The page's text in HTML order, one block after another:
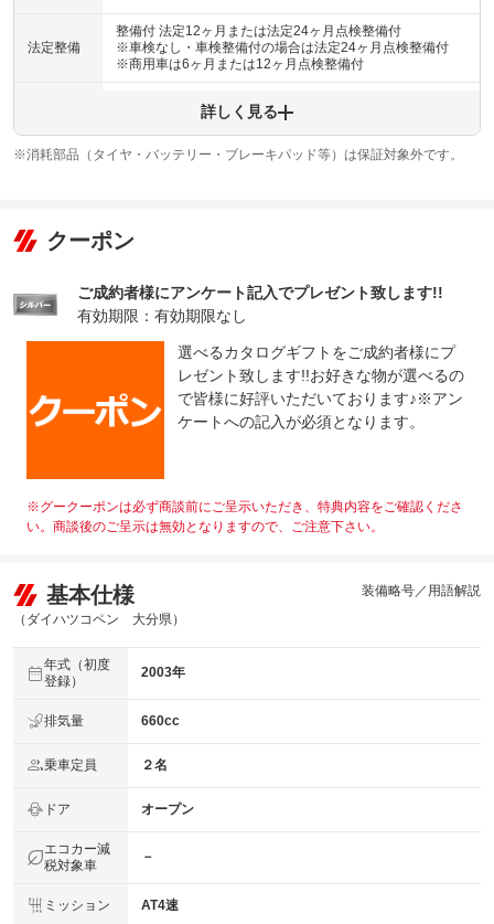
法定整備
整備付 法定12ヶ月または法定24ヶ月点検整備付
※車検なし・車検整備付の場合は法定24ヶ月点検整備付
※商用車は6ヶ月または12ヶ月点検整備付
詳しく見る
※消耗部品（タイヤ・バッテリー・ブレーキパッド等）は保証対象外です。
クーポン
ご成約者様にアンケート記入でプレゼント致します!!
有効期限：有効期限なし
選べるカタログギフトをご成約者様にプ
レゼント致します!!お好きな物が選べるの
で皆様に好評いただいております♪※アン
ケートへの記入が必須となります。
※グークーポンは必ず商談前にご呈示いただき、特典内容をご確認くださ
い。商談後のご呈示は無効となりますので、ご注意下さい。
基本仕様
（ダイハツコペン 大分県）
装備略号／用語解説
年式（初度
登録）
2003年
排気量 660cc
乗車定員 ２名
ドア オープン
エコカー減
税対象車
－
ミッション AT4速